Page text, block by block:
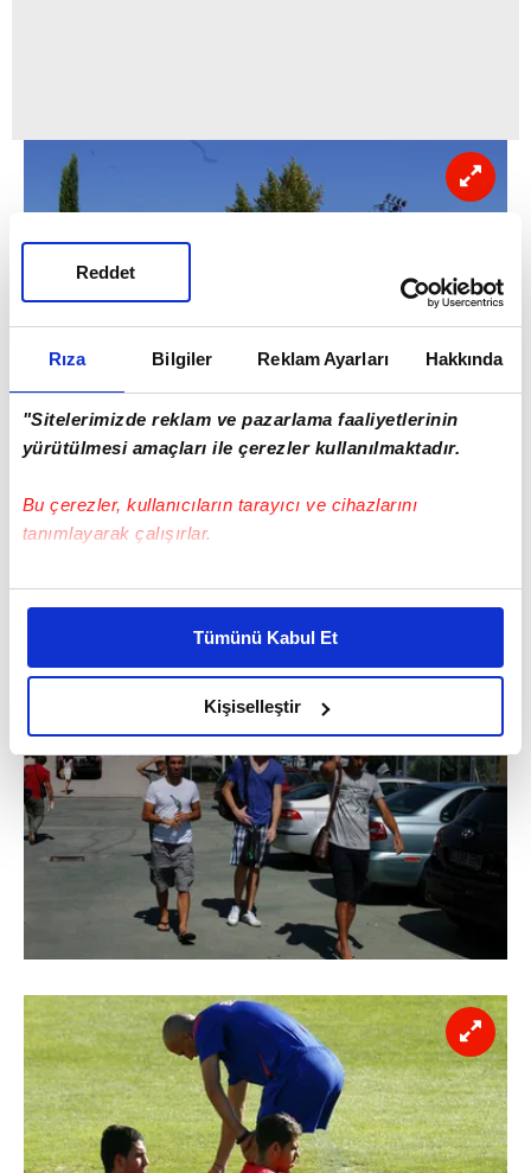
Rıza Bilgiler Reklam Ayarları Hakkında
"Sitelerimizde reklam ve pazarlama faaliyetlerinin
yürütülmesi amaçları ile çerezler kullanılmaktadır.
Bu çerezler, kullanıcıların tarayıcı ve cihazlarını
tanımlayarak çalışırlar.
Bu çerezlere izin vermeniz halinde sizlere özel
daha iyi reklam deneyimi yaşatabiliriz. Bunu yaparken
amacımızın size daha iyi bir reklam deneyimi sunmak
olduğunu ve sizlere en iyi içerikleri sunabilmek adına
elimizden gelen çabayı gösterdiğimizi ve bu noktada,
reklamların maliyetlerimizi karşılamak noktasında tek gelir
kalemimiz olduğunu sizlere hatırlatmak isteriz.
Her halükârda, kullanıcılar, bu çerezlere izin vermedikleri
takdirde, kullanıcılara hedefli reklamlar
gösterilmeyecektir."
Sizlere daha iyi bir hizmet sunabilmek için İnternet
kullanılmaktadır. Bu çerezler vasıtasıyla çeşitli kişisel
verileriniz işlenmekte olup gerekli olan çerezler bilgi
toplumu hizmetlerinin sunulması amacıyla
kullanılmaktadır. Diğer çerezler, sitemizin daha işlevsel
kılınması ve kişiselleştirilmesi ve sizlere yönelik
reklam/pazarlama faaliyetlerinin yapılması, amaçlarıyla
Tümünü Kabul Et
Kişiselleştir
Reddet